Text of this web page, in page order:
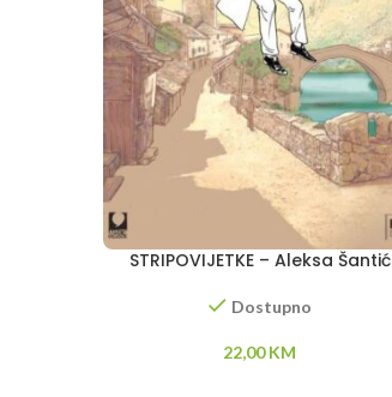
STRIPOVIJETKE – Aleksa Šantić
Dostupno
22,00KM